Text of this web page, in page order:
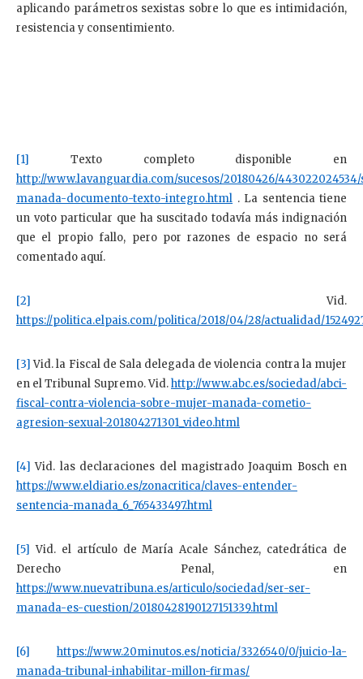
aplicando parámetros sexistas sobre lo que es intimidación,
resistencia y consentimiento.
[1] Texto completo disponible en
http://www.lavanguardia.com/sucesos/20180426/
manada-documento-texto-integro.html . La sentencia tiene
un voto particular que ha suscitado todavía más indignación
que el propio fallo, pero por razones de espacio no será
comentado aquí.
[2] Vid.
https://politica.elpais.com/politica/2018/04/28/actualidad/
[3]Vid. la Fiscal de Sala delegada de violencia contra la mujer
en el Tribunal Supremo. Vid.http://www.abc.es/sociedad/abci-
fiscal-contra-violencia-sobre-mujer-manada-cometio-
agresion-sexual-201804271301_video.html
[4] Vid. las declaraciones del magistrado Joaquim Bosch en
https://www.eldiario.es/zonacritica/claves-entender-
sentencia-manada_6_765433497.html
[5] Vid. el artículo de María Acale Sánchez, catedrática de
Derecho Penal, en
https://www.nuevatribuna.es/articulo/sociedad/ser-ser-
manada-es-cuestion/20180428190127151339.html
[6]
https://www.20minutos.es/noticia/3326540/0/juicio-la-
manada-tribunal-inhabilitar-millon-firmas/